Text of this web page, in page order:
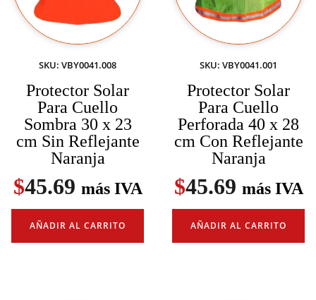
SKU: VBY0041.008
Protector Solar
Para Cuello
Sombra 30 x 23
cm Sin Reflejante
Naranja
$45.69 más IVA
AÑADIR AL CARRITO
SKU: VBY0041.001
Protector Solar
Para Cuello
Perforada 40 x 28
cm Con Reflejante
Naranja
$45.69 más IVA
AÑADIR AL CARRITO